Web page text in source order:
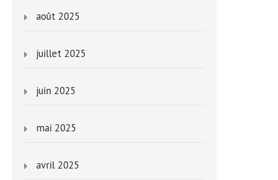
août 2025
juillet 2025
juin 2025
mai 2025
avril 2025